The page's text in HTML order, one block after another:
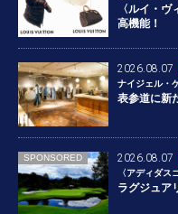
〈ルイ・
高機能！
2026.08.07
ナイジェル・
表参道に新
SPONSORED 2026.08.07
〈アディダス
ラグジュア